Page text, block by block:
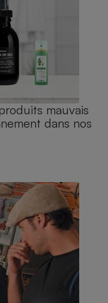
mauvais
dans nos